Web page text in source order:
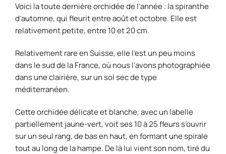
Voici la toute dernière orchidée de l’année : la spiranthe
d’automne, qui fleurit entre août et octobre. Elle est
relativement petite, entre 10 et 20 cm.
Relativement rare en Suisse, elle l’est un peu moins
dans le sud de la France, où nous l’avons photographiée
dans une clairière, sur un sol sec de type
méditerranéen.
Cette orchidée délicate et blanche, avec un labelle
partiellement jaune-vert, voit ses 10 à 25 fleurs s’ouvrir
sur un seul rang, de bas en haut, en formant une spirale
tout au long de la hampe. De là lui vient son nom, tiré du